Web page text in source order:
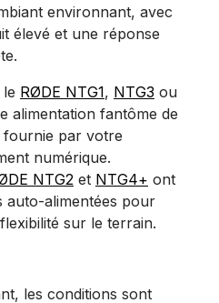
environnant, avec
élevé et une réponse
RØDE NTG1, NTG3 ou
alimentation fantôme de
par votre
numérique.
NTG2 et NTG4+ ont
alimentées pour
sur le terrain.
les conditions sont